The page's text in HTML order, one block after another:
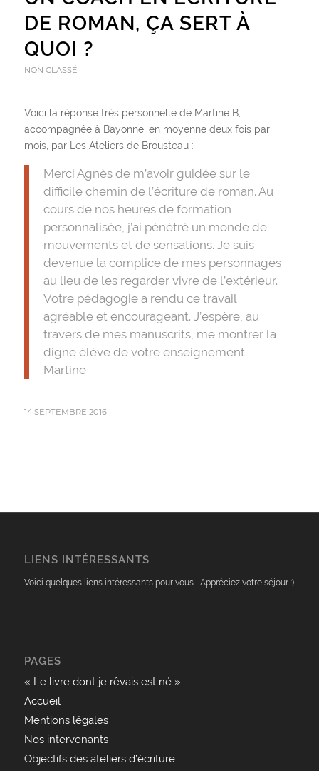
DE ROMAN, ÇA SERT À
QUOI ?
NON CLASSÉ
Voici la réponse très personnelle de Martine B,
accompagnée à Bayonne, en moyenne deux fois par
mois, par Les Ateliers de Brousteau :
Merci Agnès de m’avoir guidée sur le
difficile chemin de l’écriture de roman. Au
cours de nos heures de formation
personnalisée, j’ai pénétré un monde de
mouvements et de sensations. Je suis
devenue la complice de mes personnages
au lieu de les regarder vivre de l’extérieur.
Votre pédagogie a rendu ce travail
agréable et encourageant. J’espère, au
travers de mes manuscrits, me montrer la
digne élève de votre enseignement.
Martine
14 SEPTEMBRE 2016
LIENS INTÉRESSANTS
Voici quelques liens intéressants pour vous ! Appréciez votre séjour :)
PAGES
« Le livre dont je rêvais est né »
Accueil
Mentions légales
Nos intervenants
Objectifs des ateliers d’écriture